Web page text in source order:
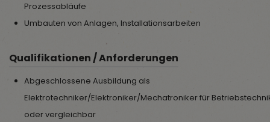
Prozessabläufe
Umbauten von Anlagen, Installationsarbeiten
Qualifikationen / Anforderungen
Abgeschlossene Ausbildung als
Elektrotechniker/Elektroniker/Mechatroniker für
oder vergleichbar